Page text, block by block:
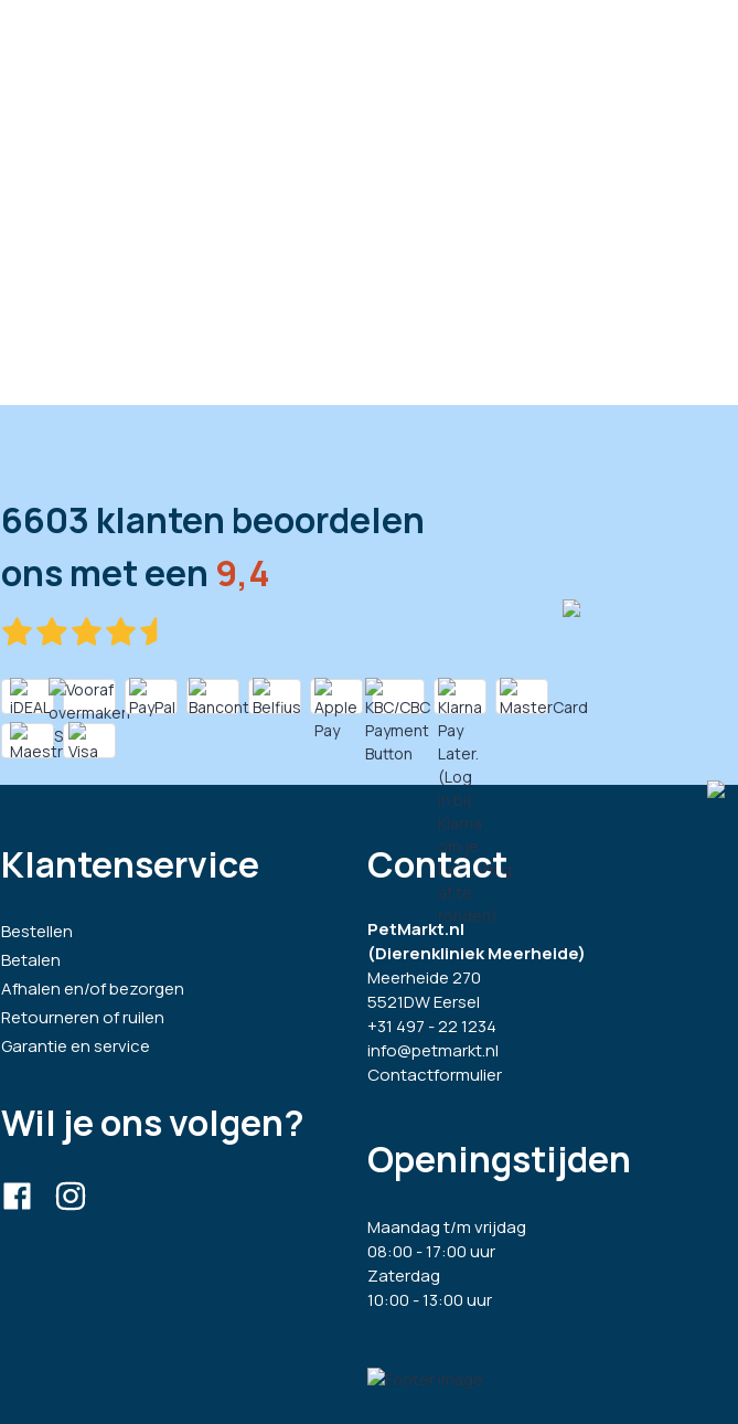
6603 klanten beoordelen
ons met een 9,4
Klantenservice
Bestellen
Betalen
Afhalen en/of bezorgen
Retourneren of ruilen
Garantie en service
Wil je ons volgen?
Contact
PetMarkt.nl
(Dierenkliniek Meerheide)
Meerheide 270
5521DW Eersel
+31 497 - 22 1234
info@petmarkt.nl
Contactformulier
Openingstijden
Maandag t/m vrijdag
08:00 - 17:00 uur
Zaterdag
10:00 - 13:00 uur